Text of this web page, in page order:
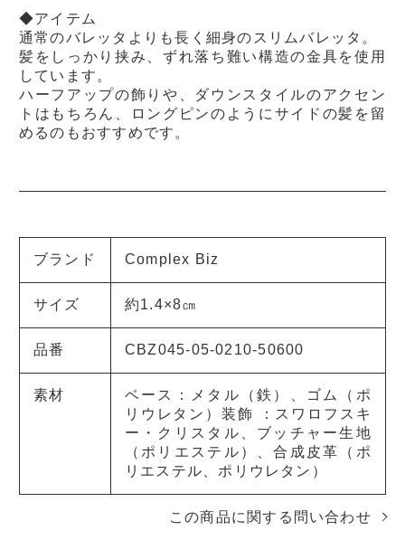
◆アイテム
通常のバレッタよりも長く細身のスリムバレッタ。
髪をしっかり挟み、ずれ落ち難い構造の金具を使用
しています。
ハーフアップの飾りや、ダウンスタイルのアクセン
トはもちろん、ロングピンのようにサイドの髪を留
めるのもおすすめです。
ブランド Complex Biz
サイズ 約1.4×8㎝
品番 CBZ045-05-0210-50600
素材
ベース：メタル（鉄）、ゴム（ポ
リウレタン）装飾 ：スワロフスキ
ー・クリスタル、ブッチャー生地
（ポリエステル）、合成皮革（ポ
リエステル、ポリウレタン）
この商品に関する問い合わせ